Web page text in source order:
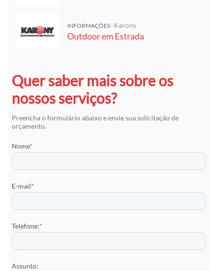
INFORMAÇÕES - Karony
Outdoor em Estrada
Quer saber mais sobre os
nossos serviços?
Preencha o formulário abaixo e envie sua solicitação de
orçamento.
Nome*
E-mail*
Telefone:*
Assunto: